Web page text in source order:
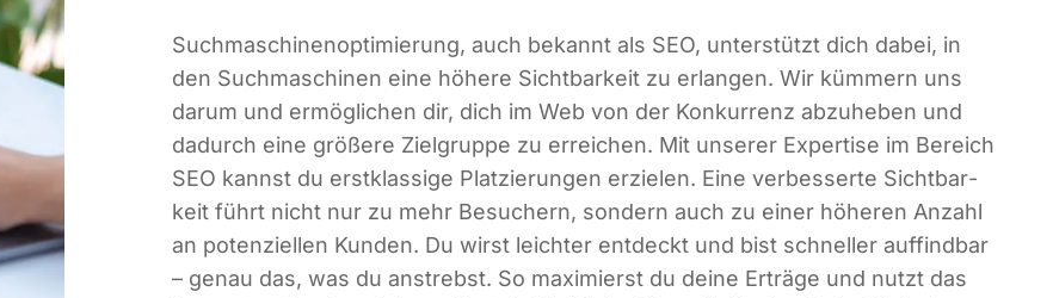
Such­ma­schi­nen­op­ti­mie­rung, auch bekannt als SEO, unter­stützt dich dabei, in
den Such­ma­schi­nen eine höhe­re Sicht­bar­keit zu erlan­gen. Wir küm­mern uns
dar­um und ermög­li­chen dir, dich im Web von der Kon­kur­renz abzu­he­ben und
dadurch eine grö­ße­re Ziel­grup­pe zu errei­chen. Mit unse­rer Exper­ti­se im Bereich
SEO kannst du erst­klas­si­ge Plat­zie­run­gen erzie­len. Eine ver­bes­ser­te Sicht­bar­
keit führt nicht nur zu mehr Besu­chern, son­dern auch zu einer höhe­ren Anzahl
an poten­zi­el­len Kun­den. Du wirst leich­ter ent­deckt und bist schnel­ler auf­find­bar
– genau das, was du anstrebst. So maxi­mierst du dei­ne Erträ­ge und nutzt das